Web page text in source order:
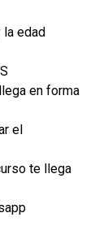
edad
en forma
el
te llega